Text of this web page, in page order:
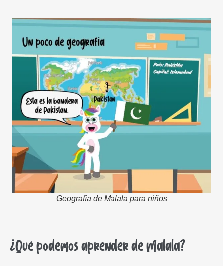
Geografía de Malala para niños
¿Qué podemos aprender de Malala?